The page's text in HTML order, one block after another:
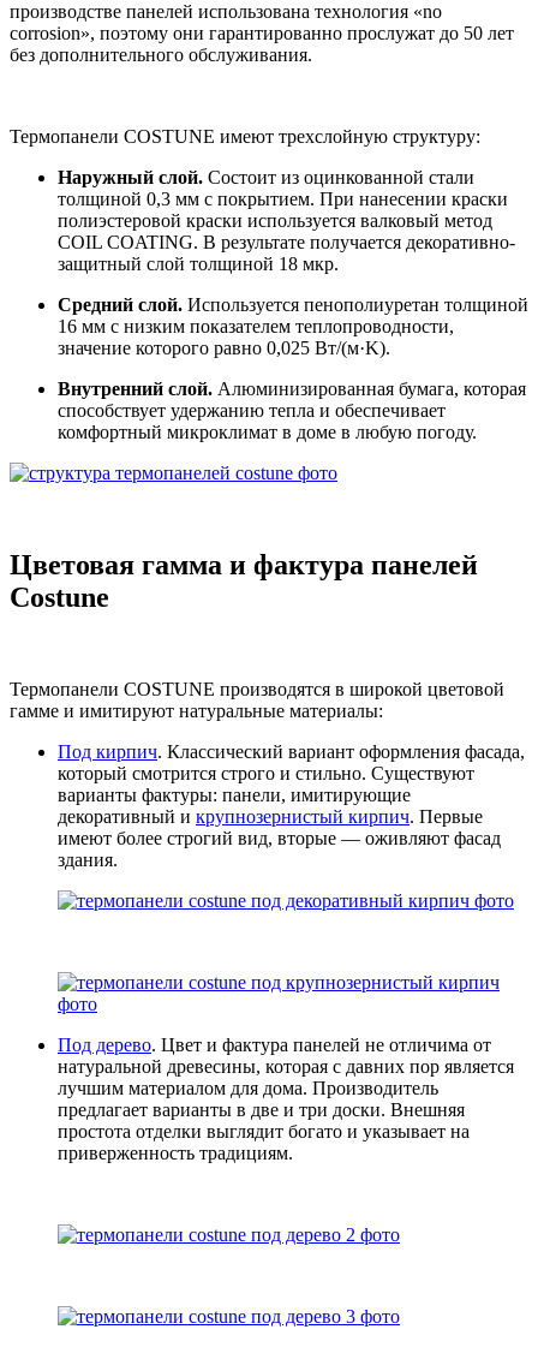
производстве панелей использована технология «no
corrosion», поэтому они гарантированно прослужат до 50 лет
без дополнительного обслуживания.
Термопанели COSTUNE имеют трехслойную структуру:
Наружный слой. Состоит из оцинкованной стали
толщиной 0,3 мм с покрытием. При нанесении краски
полиэстеровой краски используется валковый метод
COIL COATING. В результате получается декоративно-
защитный слой толщиной 18 мкр.
Средний слой. Используется пенополиуретан толщиной
16 мм с низким показателем теплопроводности,
значение которого равно 0,025 Вт/(м·K).
Внутренний слой. Алюминизированная бумага, которая
способствует удержанию тепла и обеспечивает
комфортный микроклимат в доме в любую погоду.
Цветовая гамма и фактура панелей
Costune
Термопанели COSTUNE производятся в широкой цветовой
гамме и имитируют натуральные материалы:
Под кирпич. Классический вариант оформления фасада,
который смотрится строго и стильно. Существуют
варианты фактуры: панели, имитирующие
декоративный и крупнозернистый кирпич. Первые
имеют более строгий вид, вторые — оживляют фасад
здания.
Под дерево. Цвет и фактура панелей не отличима от
натуральной древесины, которая с давних пор является
лучшим материалом для дома. Производитель
предлагает варианты в две и три доски. Внешняя
простота отделки выглядит богато и указывает на
приверженность традициям.